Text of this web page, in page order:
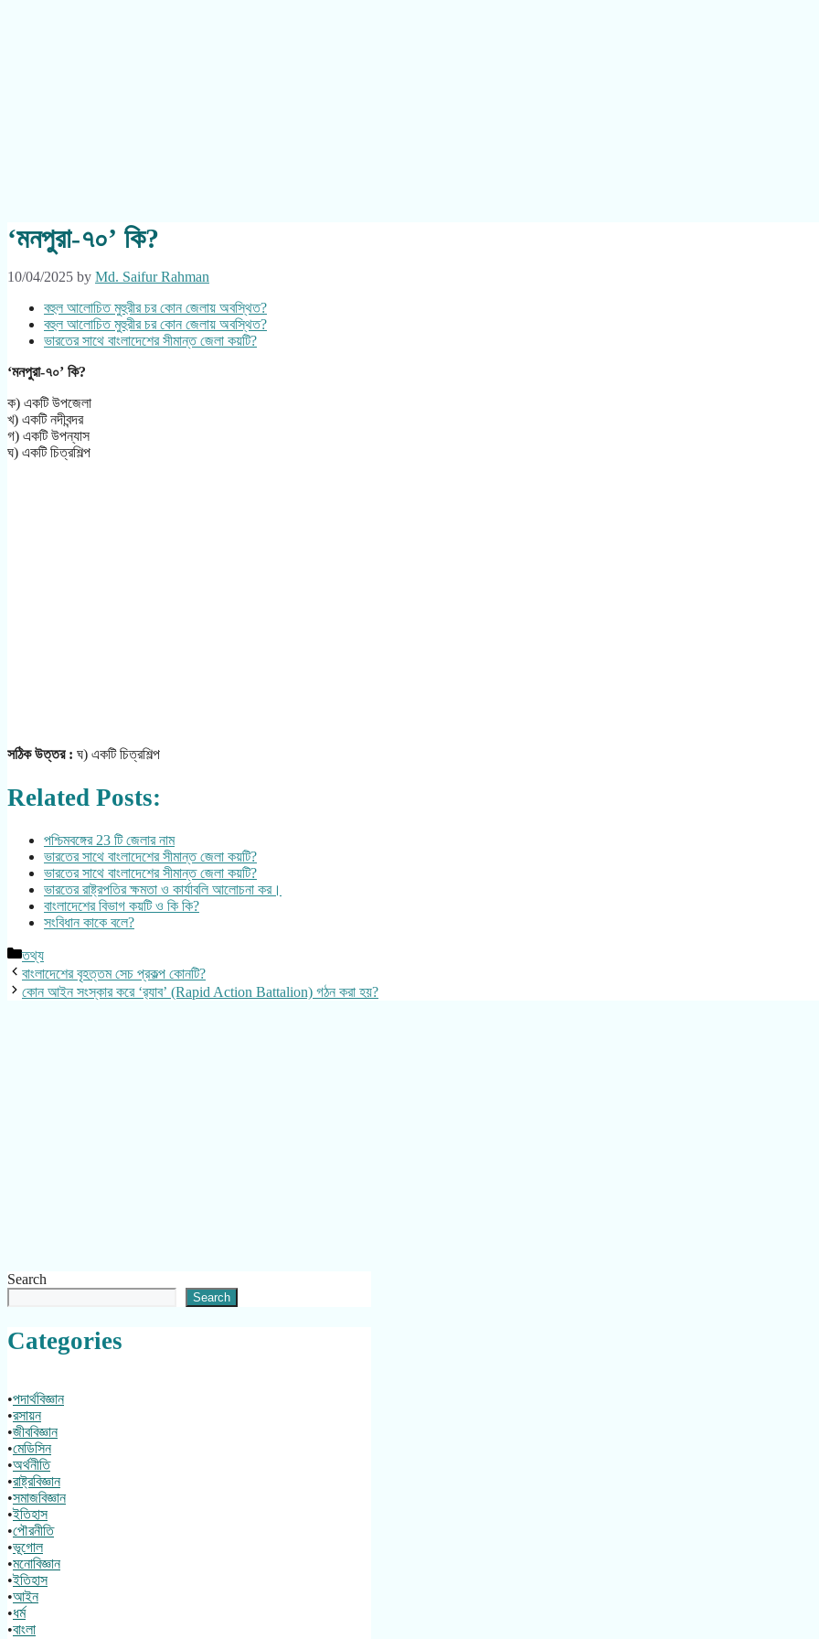
‘মনপুরা-৭০’ কি?
10/04/2025 by Md. Saifur Rahman
বহুল আলোচিত মুহুরীর চর কোন জেলায় অবস্থিত?
বহুল আলোচিত মুহুরীর চর কোন জেলায় অবস্থিত?
ভারতের সাথে বাংলাদেশের সীমান্ত জেলা কয়টি?
‘মনপুরা-৭০’ কি?
ক) একটি উপজেলা
খ) একটি নদীবন্দর
গ) একটি উপন্যাস
ঘ) একটি চিত্রশিল্প
সঠিক উত্তর : ঘ) একটি চিত্রশিল্প
Related Posts:
পশ্চিমবঙ্গের 23 টি জেলার নাম
ভারতের সাথে বাংলাদেশের সীমান্ত জেলা কয়টি?
ভারতের সাথে বাংলাদেশের সীমান্ত জেলা কয়টি?
ভারতের রাষ্ট্রপতির ক্ষমতা ও কার্যাবলি আলোচনা কর।
বাংলাদেশের বিভাগ কয়টি ও কি কি?
সংবিধান কাকে বলে?
Categories
তথ্য
বাংলাদেশের বৃহত্তম সেচ প্রকল্প কোনটি?
কোন আইন সংস্কার করে ‘র‌্যাব’ (Rapid Action Battalion) গঠন করা হয়?
Search
Search
Categories
•পদার্থবিজ্ঞান
•রসায়ন
•জীববিজ্ঞান
•মেডিসিন
•অর্থনীতি
•রাষ্ট্রবিজ্ঞান
•সমাজবিজ্ঞান
•ইতিহাস
•পৌরনীতি
•ভূগোল
•মনোবিজ্ঞান
•ইতিহাস
•আইন
•ধর্ম
•বাংলা